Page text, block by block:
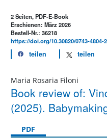
2 Seiten, PDF-E-Book
Erschienen: März 2026
Bestell-Nr.: 36218
https://doi.org/10.30820/0743-4804-
teilen teilen
Maria Rosaria Filoni
Book review of:
(2025).
PDF